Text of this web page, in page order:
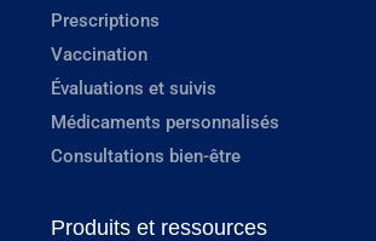
Prescriptions
Vaccination
Évaluations et suivis
Médicaments personnalisés
Consultations bien-être
Produits et ressources